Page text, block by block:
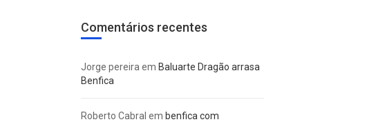
Comentários recentes
Jorge pereira em Baluarte Dragão arrasa
Benfica
Roberto Cabral em benfica com